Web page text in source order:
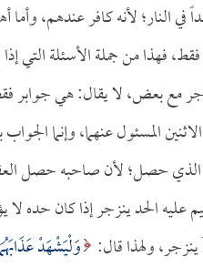
في النار؛ لأنه كافر عندهم،
فهذا من جملة الأسئلة التي
مع بعض، لا يقال: هي جوابر
المسئول عنهما، وإنما
حصل؛ لأن صاحبه حصل
الحد ينزجر إذا كان حده لا
ولهذا قال: وَلْيَشْهَدْ